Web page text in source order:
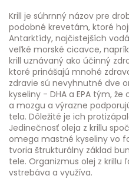
Krill je súhrnný názov pre
podobné krevetám, ktoré
Antarktídy, najčistejších
veľké morské cicavce,
krill uznávaný ako účinný
ktoré prinášajú mnohé
zdravie sú nevyhnutné dve
kyseliny - DHA a EPA tým,
a mozgu a výrazne
tela. Dôležité je ich
Jedinečnosť oleja z krillu
omega mastné kyseliny vo
tvoria štrukturálny základ
tele. Organizmus olej z krillu
vstrebáva a využíva.